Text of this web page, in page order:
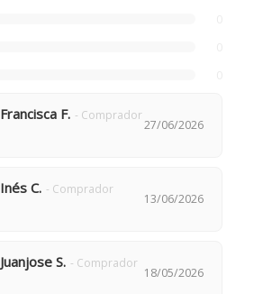
Francisca F. - Comprador
27/06/2026
Inés C. - Comprador
13/06/2026
Juanjose S. - Comprador
18/05/2026